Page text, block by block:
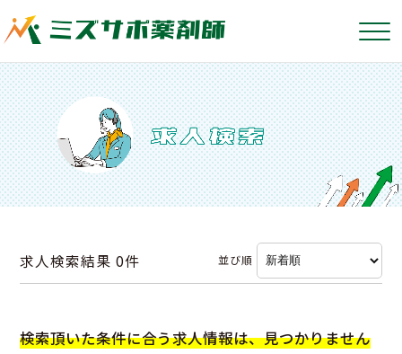
求人検索結果0件 並び順
検索頂いた条件に合う求人情報は、見つかりません